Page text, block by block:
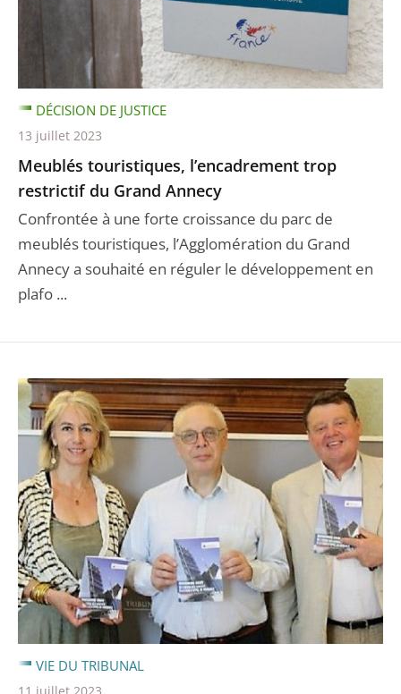
Meublés touristiques, l’encadrement trop
restrictif du Grand Annecy
Confrontée à une forte croissance du parc de
meublés touristiques, l’Agglomération du Grand
Annecy a souhaité en réguler le développement en
plafo ...
DÉCISION DE JUSTICE
13 juillet 2023
VIE DU TRIBUNAL